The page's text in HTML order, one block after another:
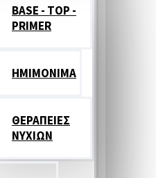
BASE - TOP -
PRIMER
HMIMONIMA
ΘΕΡΑΠΕΙΕΣ
ΝΥΧΙΩΝ